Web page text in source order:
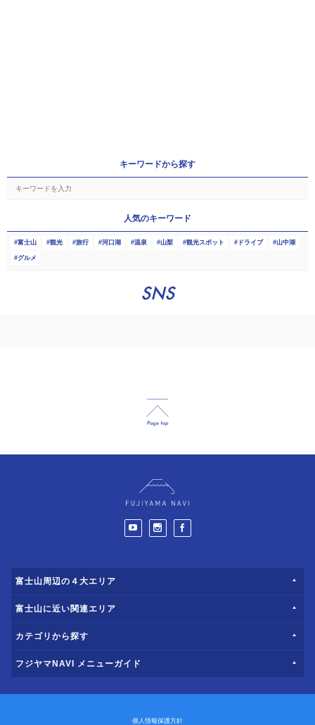
キーワードから探す
人気のキーワード
富士山 観光 旅行 河口湖 温泉 山梨 観光スポット ドライブ 山中湖
グルメ
SNS
富士山周辺の４大エリア
富士山に近い関連エリア
カテゴリから探す
フジヤマNAVI メニューガイド
個人情報保護方針